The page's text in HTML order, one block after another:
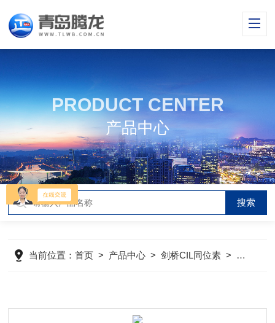
PRODUCT CENTER
产品中心
当前位置：首页 > 产品中心 >剑桥CIL同位素 > 同位素